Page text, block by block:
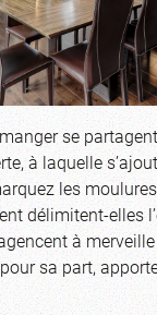
se
à laquelle
les
délimitent-elles
à
sa part,